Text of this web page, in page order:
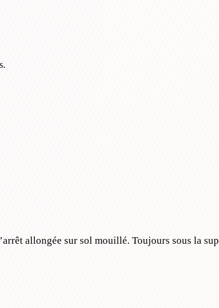
allongée sur sol mouillé. Toujours sous la